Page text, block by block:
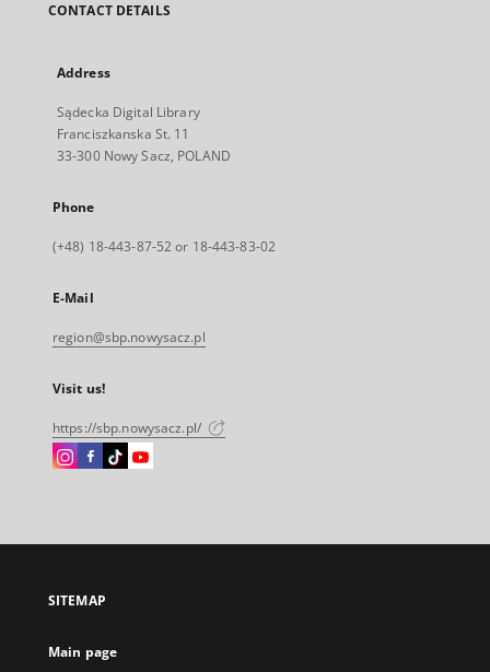
CONTACT DETAILS
Address
Sądecka Digital Library
Franciszkanska St. 11
33-300 Nowy Sacz, POLAND
Phone
(+48) 18-443-87-52 or 18-443-83-02
E-Mail
region@sbp.nowysacz.pl
Visit us!
https://sbp.nowysacz.pl/
Instagram
open
new
Facebook
open
new
Instagram
open
new
Instagram
open
SITEMAP
Main page